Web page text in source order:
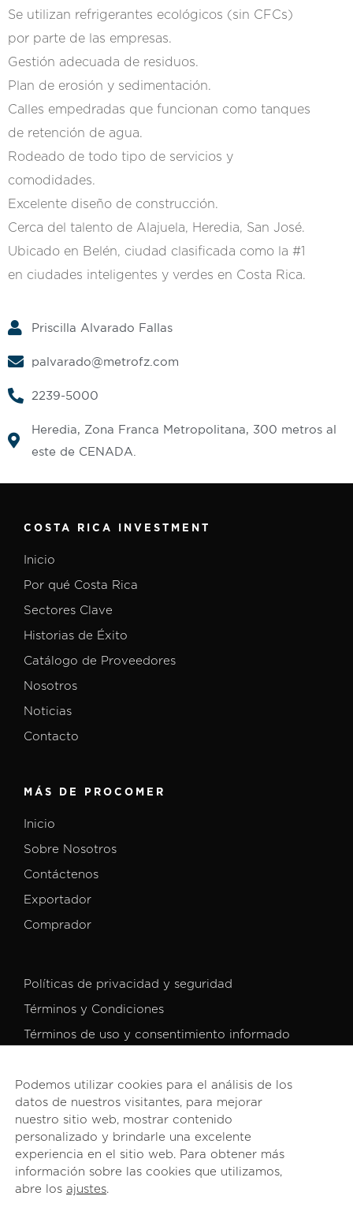
Se utilizan refrigerantes ecológicos (sin CFCs)
por parte de las empresas.
Gestión adecuada de residuos.
Plan de erosión y sedimentación.
Calles empedradas que funcionan como tanques
de retención de agua.
Rodeado de todo tipo de servicios y
comodidades.
Excelente diseño de construcción.
Cerca del talento de Alajuela, Heredia, San José.
Ubicado en Belén, ciudad clasificada como la #1
en ciudades inteligentes y verdes en Costa Rica.
Priscilla Alvarado Fallas
palvarado@metrofz.com
2239-5000
Heredia, Zona Franca Metropolitana, 300 metros al
este de CENADA.
COSTA RICA INVESTMENT
Inicio
Por qué Costa Rica
Sectores Clave
Historias de Éxito
Catálogo de Proveedores
Nosotros
Noticias
Contacto
MÁS DE PROCOMER
Inicio
Sobre Nosotros
Contáctenos
Exportador
Comprador
Políticas de privacidad y seguridad
Términos y Condiciones
Términos de uso y consentimiento informado
Podemos utilizar cookies para el análisis de los
datos de nuestros visitantes, para mejorar
nuestro sitio web, mostrar contenido
personalizado y brindarle una excelente
experiencia en el sitio web. Para obtener más
información sobre las cookies que utilizamos,
abre los ajustes.